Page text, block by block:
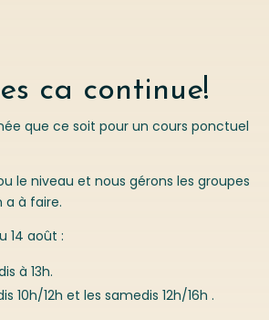
ca continue!
que ce soit pour un cours ponctuel
le niveau et nous gérons les groupes
a à faire.
14 août :
à 13h.
10h/12h et les samedis 12h/16h .